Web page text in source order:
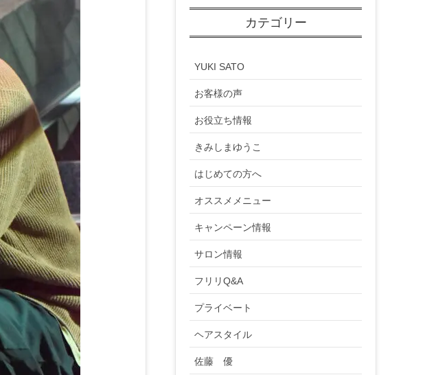
カテゴリー
YUKI SATO
お客様の声
お役立ち情報
きみしまゆうこ
はじめての方へ
オススメメニュー
キャンペーン情報
サロン情報
フリリQ&A
プライベート
ヘアスタイル
佐藤 優